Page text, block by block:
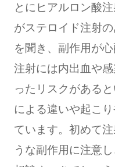
とにヒアルロン酸
がステロイド注射
を聞き、副作用が
注射には内出血や
ったリスクがある
による違いや起こ
ています。初めて
うな副作用に注意